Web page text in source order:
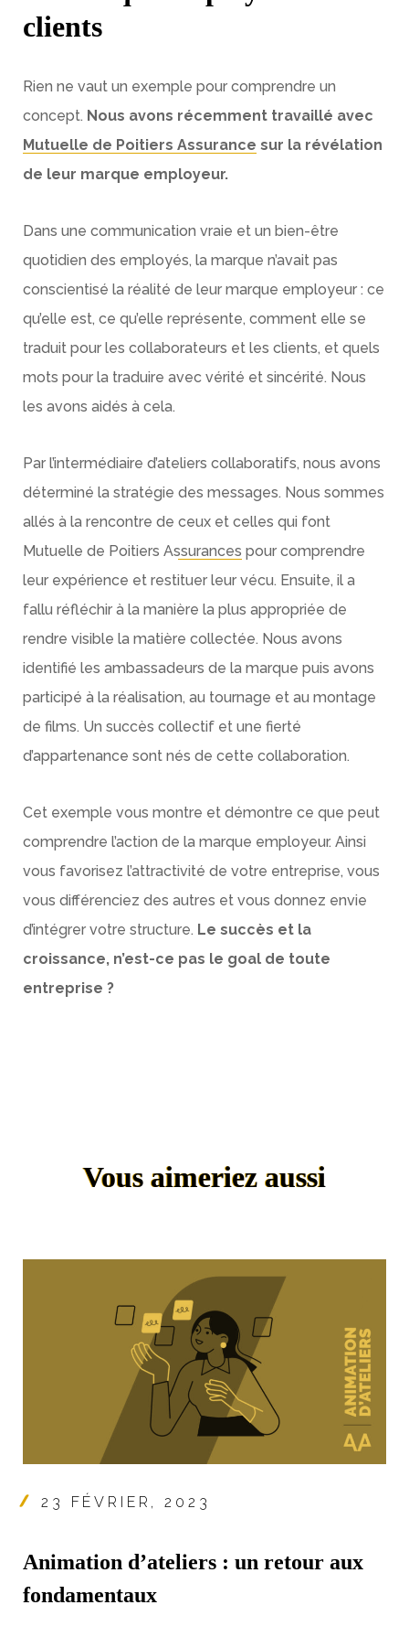
clients
Rien ne vaut un exemple pour comprendre un
concept. Nous avons récemment travaillé avec
Mutuelle de Poitiers Assurance sur la révélation
de leur marque employeur.
Dans une communication vraie et un bien-être
quotidien des employés, la marque n’avait pas
conscientisé la réalité de leur marque employeur : ce
qu’elle est, ce qu’elle représente, comment elle se
traduit pour les collaborateurs et les clients, et quels
mots pour la traduire avec vérité et sincérité. Nous
les avons aidés à cela.
Par l’intermédiaire d’ateliers collaboratifs, nous avons
déterminé la stratégie des messages. Nous sommes
allés à la rencontre de ceux et celles qui font
Mutuelle de Poitiers Assurances pour comprendre
leur expérience et restituer leur vécu. Ensuite, il a
fallu réfléchir à la manière la plus appropriée de
rendre visible la matière collectée. Nous avons
identifié les ambassadeurs de la marque puis avons
participé à la réalisation, au tournage et au montage
de films. Un succès collectif et une fierté
d’appartenance sont nés de cette collaboration.
Cet exemple vous montre et démontre ce que peut
comprendre l’action de la marque employeur. Ainsi
vous favorisez l’attractivité de votre entreprise, vous
vous différenciez des autres et vous donnez envie
d’intégrer votre structure. Le succès et la
croissance, n’est-ce pas le goal de toute
entreprise ?
Vous aimeriez aussi
23 FÉVRIER, 2023
Animation d’ateliers : un retour aux
fondamentaux